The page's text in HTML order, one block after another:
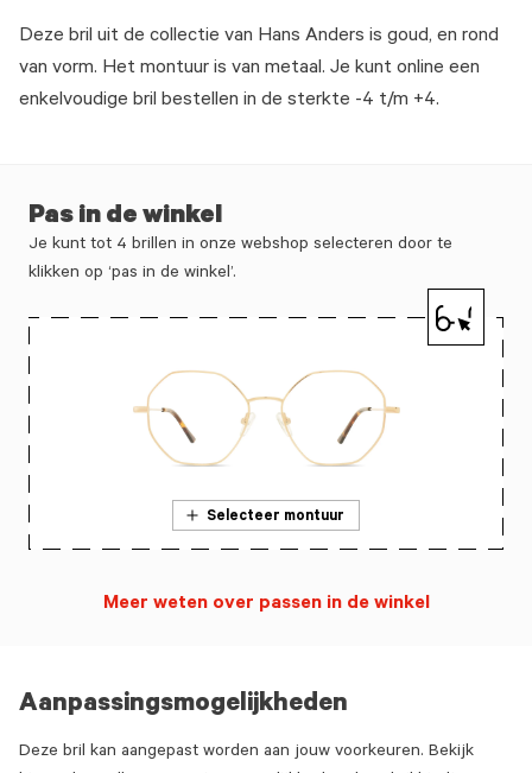
Deze bril uit de collectie van Hans Anders is goud, en rond
van vorm. Het montuur is van metaal. Je kunt online een
enkelvoudige bril bestellen in de sterkte -4 t/m +4.
Aanpassingsmogelijkheden
Deze bril kan aangepast worden aan jouw voorkeuren. Bekijk
Pas in de winkel
Je kunt tot 4 brillen in onze webshop selecteren door te
klikken op ‘pas in de winkel’.
Selecteer montuur
Meer weten over passen in de winkel